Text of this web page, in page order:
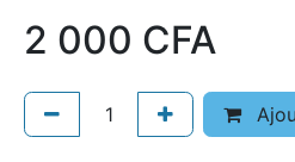
2 000 CFA